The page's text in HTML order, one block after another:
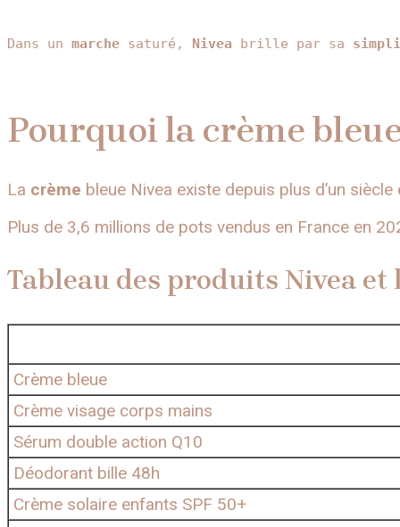
Dans un marche saturé, Nivea brille par sa
Pourquoi la crème
La crème bleue Nivea existe depuis plus d’un
Plus de 3,6 millions de pots vendus en France en
Tableau des produits Nivea
Crème bleue
Crème visage corps mains
Sérum double action Q10
Déodorant bille 48h
Crème solaire enfants SPF 50+